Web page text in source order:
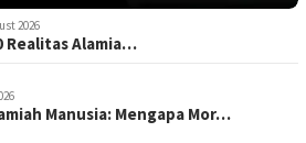
2026
Realitas Alamia…
Manusia: Mengapa Mor…